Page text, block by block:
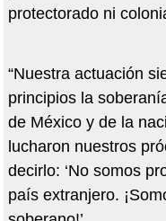
protectorado ni
“Nuestra actuación
principios la
de México y de la
lucharon nuestros
decirlo: ‘No somos
país extranjero.